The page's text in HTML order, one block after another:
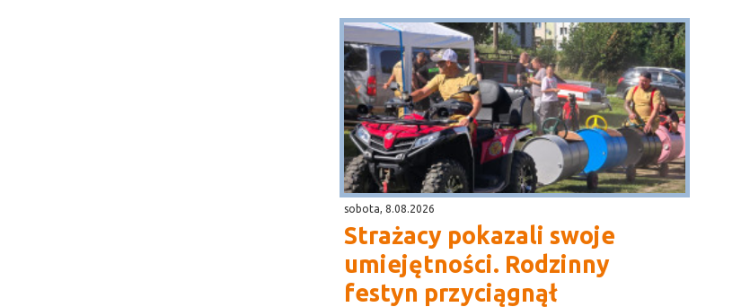
sobota, 8.08.2026
Strażacy pokazali swoje
umiejętności. Rodzinny
festyn przyciągnął